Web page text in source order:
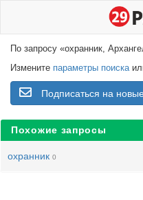
По запросу «охранник,
Измените параметры поиска
Подписаться на
Похожие запросы
охранник 0